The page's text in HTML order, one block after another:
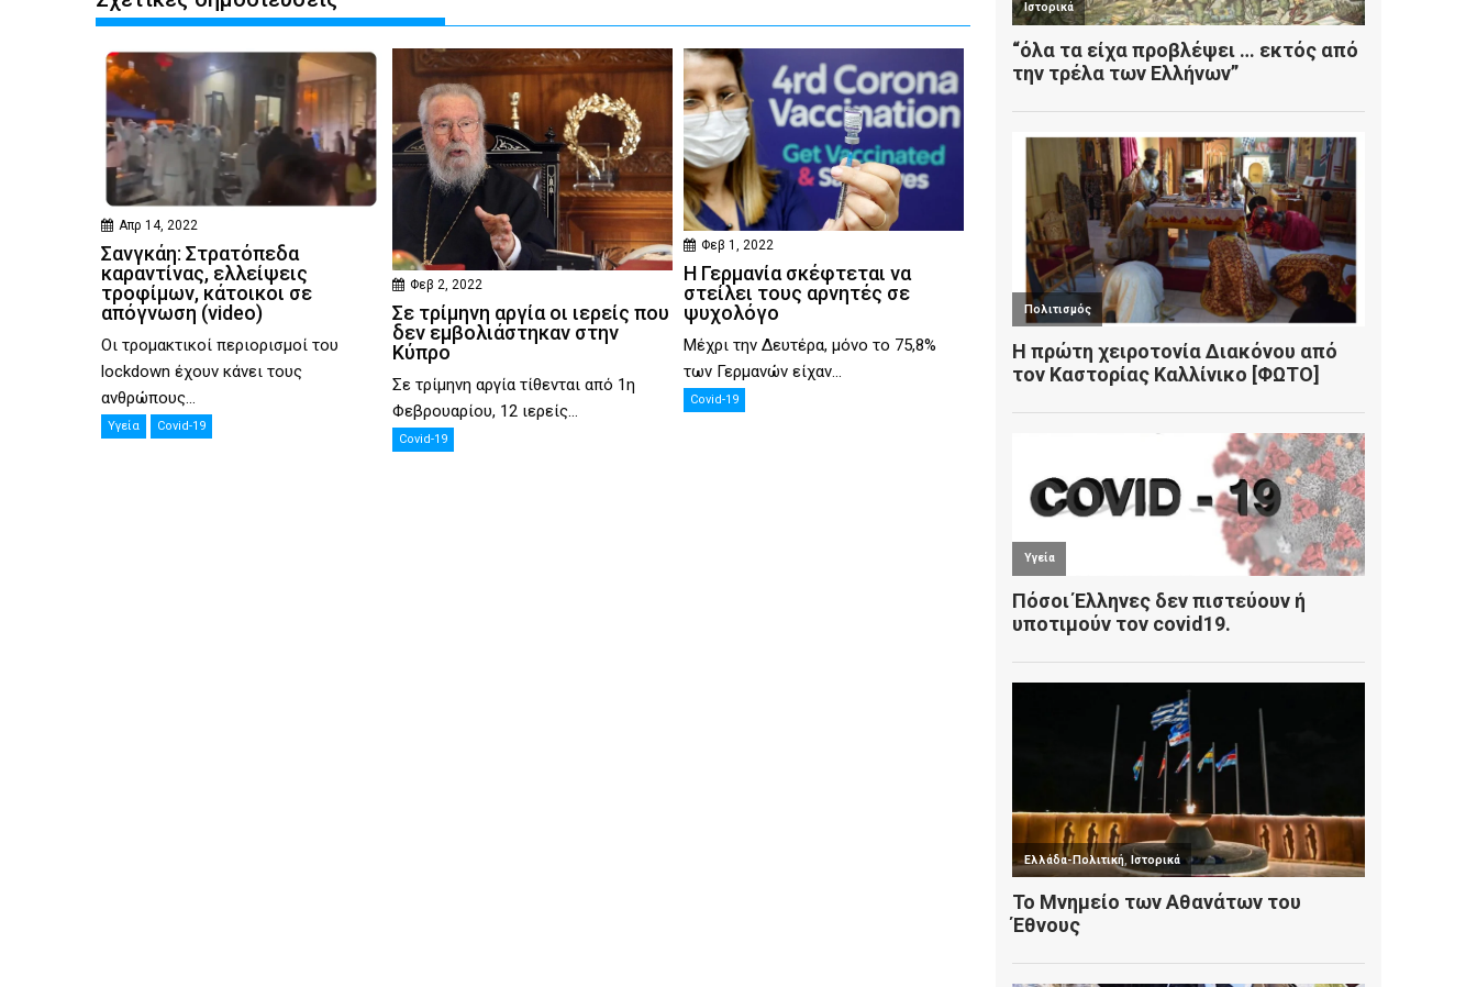
Απρ 14, 2022
Σανγκάη: Στρατόπεδα
καραντίνας, ελλείψεις
τροφίμων, κάτοικοι σε
απόγνωση (video)
Οι τρομακτικοί περιορισμοί του
lockdown έχουν κάνει τους
ανθρώπους...
Υγεία Covid-19
Φεβ 2, 2022
Σε τρίμηνη αργία οι ιερείς που
δεν εμβολιάστηκαν στην
Κύπρο
Σε τρίμηνη αργία τίθενται από 1η
Φεβρουαρίου, 12 ιερείς...
Covid-19
Φεβ 1, 2022
Η Γερμανία σκέφτεται να
στείλει τους αρνητές σε
ψυχολόγο
Μέχρι την Δευτέρα, μόνο το 75,8%
των Γερμανών είχαν...
Covid-19